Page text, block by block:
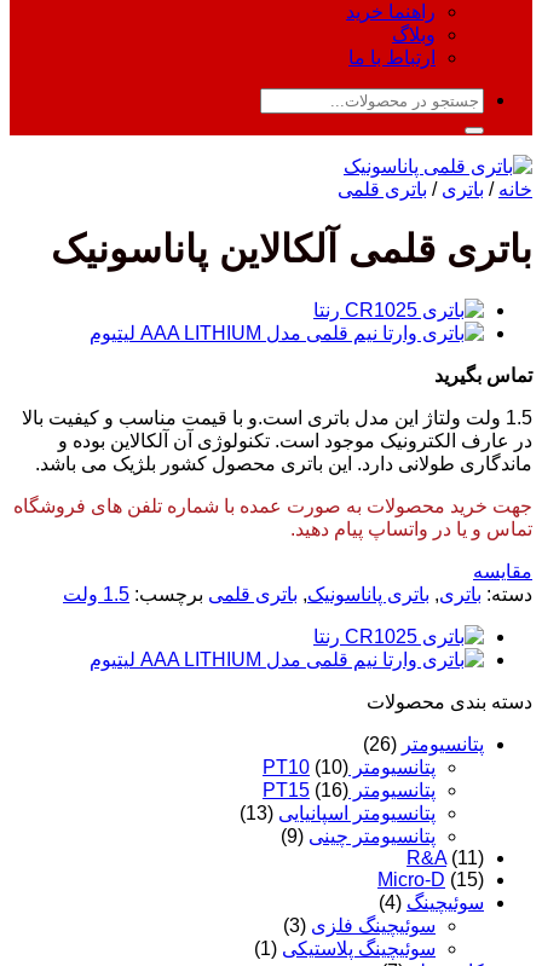
راهنما خرید
وبلاگ
ارتباط با ما
جستجو
خانه / باتری / باتری قلمی
باتری قلمی آلکالاین پاناسونیک
تماس بگیرید
1.5 ولت ولتاژ این مدل باتری است.
و با قیمت مناسب و کیفیت بالا
در عارف الکترونیک موجود است. تکنولوژی آن آلکالاین بوده و
ماندگاری طولانی دارد. این باتری محصول کشور بلژیک می باشد.
جهت خرید محصولات به صورت عمده با شماره تلفن های فروشگاه
تماس و یا در واتساپ پیام دهید.
مقایسه
دسته: باتری, باتری پاناسونیک, باتری قلمی برچسب: 1.5 ولت
دسته‌ بندی محصولات
پتانسیومتر (26)
پتانسیومتر PT10 (10)
پتانسیومتر PT15 (16)
پتانسیومتر اسپانیایی (13)
پتانسیومتر چینی (9)
R&A (11)
Micro-D (15)
سوئیچینگ (4)
سوئیچینگ فلزی (3)
سوئیچینگ پلاستیکی (1)